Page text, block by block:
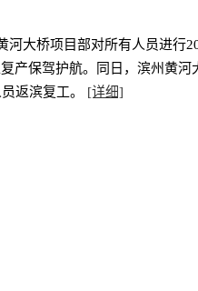
河大桥项目部对所有人员进行
产保驾护航。同日，滨州黄
返滨复工。 [详细]